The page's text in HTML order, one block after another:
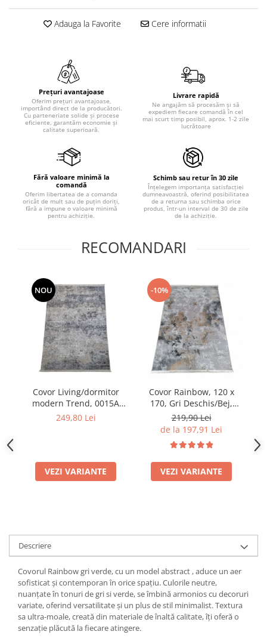
Adauga la Favorite Cere informatii
Prețuri avantajoase
Oferim prețuri avantajoase,
importând direct de la producători.
Cu parteneriate solide și procese
eficiente, garantăm economie și
calitate superioară.
Livrare rapidă
Ne angajăm să procesăm și să
expediem fiecare comandă în cel
mai scurt timp posibil, aprox. 1-2 zile
lucrătoare
Fără valoare minimă la
comandă
Oferim libertatea de a comanda
oricât de mult sau de puțin doriți,
fără a impune o valoare minimă
pentru achiziție.
Schimb sau retur în 30 zile
Înțelegem importanța satisfacției
dumneavoastră, oferind posibilitatea
de a returna sau schimba orice
produs, într-un interval de 30 de zile
de la achiziție.
RECOMANDARI
NOU
Covor Living/dormitor
modern Trend, 0015A
Gri/Gri inchis, 120 x 170
249,80 Lei
VEZI VARIANTE
-10%
Covor Rainbow, 120 x
170, Gri Deschis/Bej,
0046A
219,90 Lei
de la 197,91 Lei
VEZI VARIANTE
Descriere
Covorul Rainbow gri verde, cu un model abstract , aduce un aer
sofisticat și contemporan în orice spațiu. Culorile neutre,
nuanțate în tonuri de gri si verde, se îmbină armonios cu decoruri
variate, oferind versatilitate și un plus de stil minimalist. Textura
sa ultra-moale, creată din materiale de înaltă calitate, îți oferă o
senzație plăcută la fiecare atingere.